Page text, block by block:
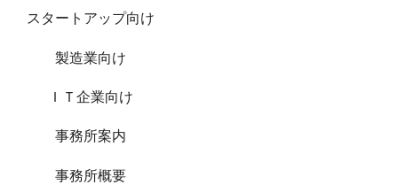
スタートアップ向け
製造業向け
ＩＴ企業向け
事務所案内
事務所概要